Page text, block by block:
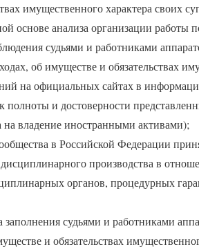
имущественного характера своих
основе анализа организации
судьями и работниками
об имуществе и обязательствах
на официальных сайтах в
полноты и достоверности
на владение иностранными активами);
в Российской Федерации
производства в
органов, процедурных
судьями и работниками
и обязательствах